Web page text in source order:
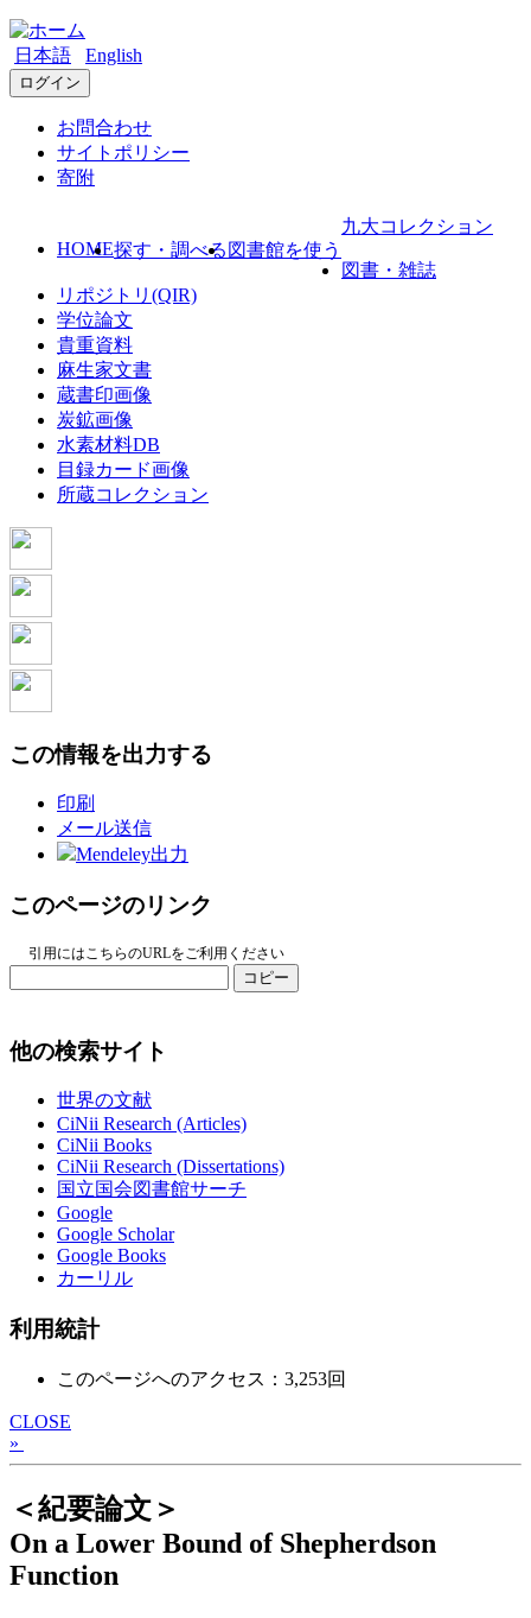
日本語 English
ログイン
お問合わせ
サイトポリシー
寄附
HOME探す・調べる 図書館を使う
九大コレクション
図書・雑誌
リポジトリ(QIR)
学位論文
貴重資料
麻生家文書
蔵書印画像
炭鉱画像
水素材料DB
目録カード画像
所蔵コレクション
この情報を出力する
印刷
メール送信
Mendeley出力
このページのリンク
引用にはこちらのURLをご利用ください
コピー
他の検索サイト
世界の文献
CiNii Research (Articles)
CiNii Books
CiNii Research (Dissertations)
国立国会図書館サーチ
Google
Google Scholar
Google Books
カーリル
利用統計
このページへのアクセス：3,253回
CLOSE
»
＜紀要論文＞
On a Lower Bound of Shepherdson
Function